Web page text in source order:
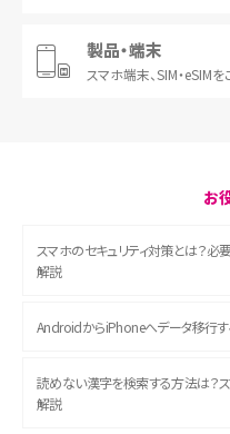
製品・端末
スマホ端末、SIM・eSIM
お
スマホのセキュリティ対策とは？
解説
AndroidからiPhoneへデータ移行す
読めない漢字を検索する方法は？
解説